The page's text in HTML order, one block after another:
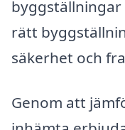
rätt
säkerhet och
Genom att